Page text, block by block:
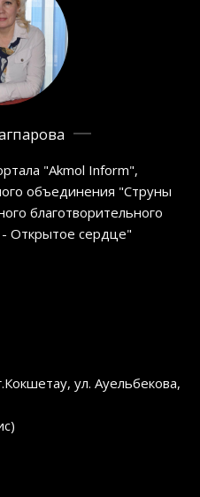
"Akmol Inform",
объединения "Струны
благотворительного
Открытое сердце"
ул. Ауельбекова,